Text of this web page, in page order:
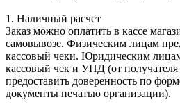
1. Наличный расчет
Заказ можно оплатить в кассе
самовывозе. Физическим лицам
кассовый чеки. Юридическим лицам
кассовый чек и УПД (от получателя
предоставить доверенность по
документы печатью организации).